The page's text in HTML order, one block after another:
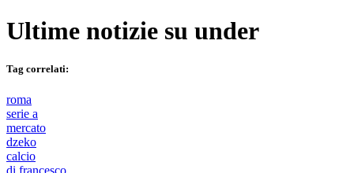
Ultime notizie su under
Tag correlati:
roma
serie a
mercato
dzeko
calcio